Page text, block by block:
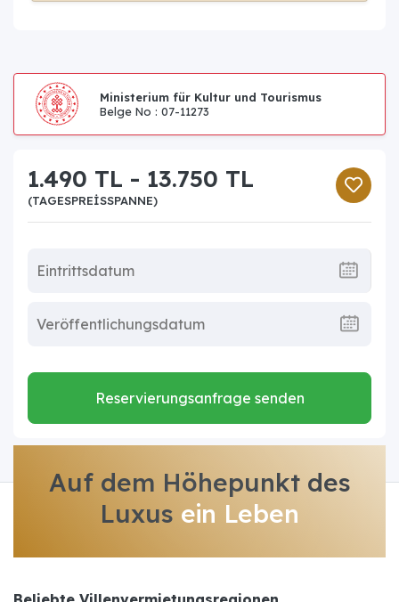
Ministerium für Kultur und Tourismus
Belge No : 07-11273
1.490 TL - 13.750 TL
(TAGESPREISSPANNE)
Reservierungsanfrage senden
Auf dem Höhepunkt des
Luxus ein Leben